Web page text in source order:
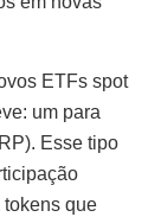
ETFs spot
um para
Esse tipo
que